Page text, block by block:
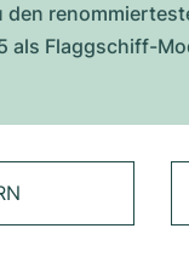
Flaggschiff-